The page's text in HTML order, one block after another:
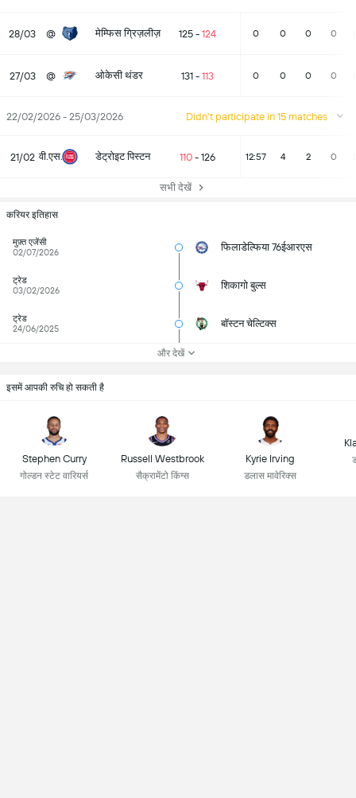
28/03 @ मेम्फिस ग्रिज़लीज़ 125- 124 0 0 0 0
27/03 @ ओकेसी थंडर 131- 113 0 0 0 0
22/02/2026 - 25/03/2026 Didn't participate in 15 matches
21/02 वी.एस. डेट्रोइट पिस्टन 110- 126 12:57 4 2 0
सभी देखें
करियर इतिहास
मुफ़्त एजेंसी
02/07/2026
फिलाडेल्फिया 76ईआरएस
ट्रेड
03/02/2026
शिकागो बुल्स
ट्रेड
24/06/2025
बॉस्टन चेल्टिक्स
और देखें
इसमें आपकी रुचि हो सकती है
Stephen Curry
गोल्डन स्टेट वारियर्स
Russell Westbrook
सैक्रामेंटो किंग्स
Kyrie Irving
डलास मावेरिक्स